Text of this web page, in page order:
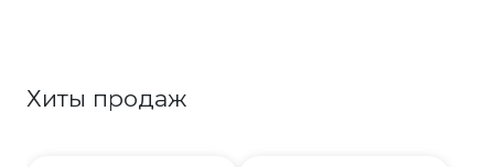
Хиты продаж